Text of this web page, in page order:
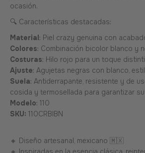
ocasión.
🔍 Características destacadas:
Material: Piel crazy genuina con
Colores: Combinación bicolor blanco y
Costuras: Hilo rojo para un toque
Ajuste: Agujetas negras con blanco,
Suela: Antiderrapante, resistente y de
cosida y termosellada para garantizar
Modelo: 110
SKU: 110CRBIBN
🔸 Diseño artesanal, mexicano 🇲🇽